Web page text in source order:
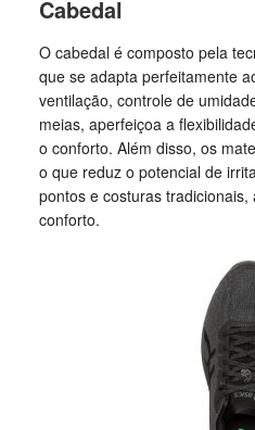
Cabedal
O cabedal é composto pela
que se adapta perfeitamente
ventilação, controle de
meias, aperfeiçoa a
o conforto. Além disso, os
o que reduz o potencial de
pontos e costuras
conforto.